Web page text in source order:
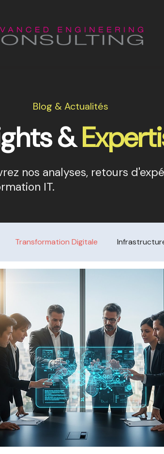
Blog & Actualités
&
nos analyses, retours
IT.
Transformation Digitale
& Audit
Choix de prestataire Achat
/ change Redressement /
Management Change & adoption